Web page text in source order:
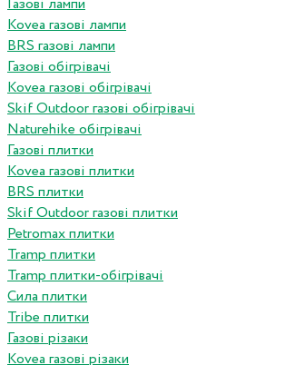
Газові лампи
Kovea газові лампи
BRS газові лампи
Газові обігрівачі
Kovea газові обігрівачі
Skif Outdoor газові обігрівачі
Naturehike обігрівачі
Газові плитки
Kovea газові плитки
BRS плитки
Skif Outdoor газові плитки
Petromax плитки
Tramp плитки
Tramp плитки-обігрівачі
Сила плитки
Tribe плитки
Газові різаки
Kovea газові різаки